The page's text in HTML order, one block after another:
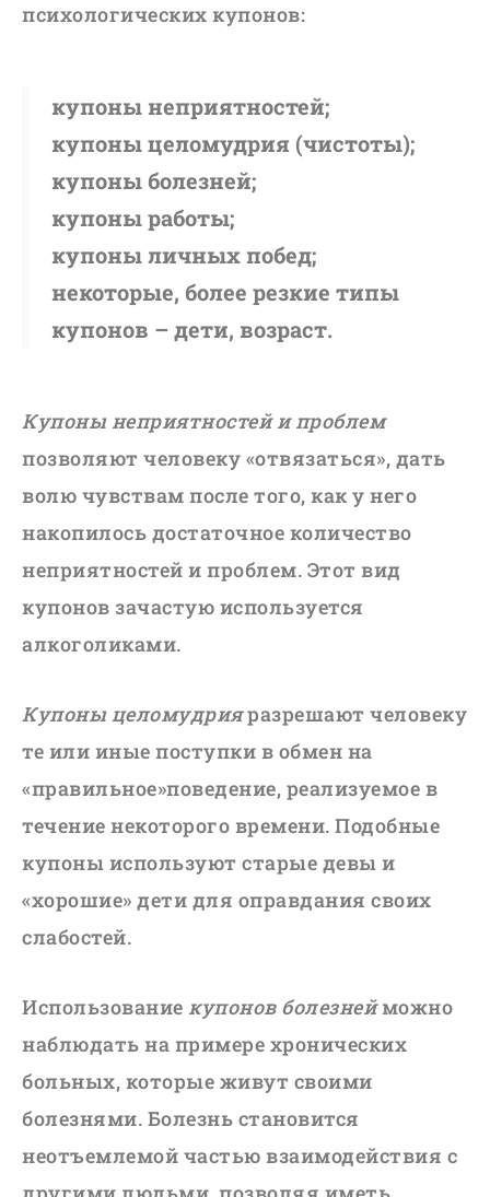
психологических купонов:
купоны неприятностей;
купоны целомудрия (чистоты);
купоны болезней;
купоны работы;
купоны личных побед;
некоторые, более резкие типы
купонов – дети, возраст.
Купоны неприятностей и проблем
позволяют человеку «отвязаться», дать
волю чувствам после того, как у него
накопилось достаточное количество
неприятностей и проблем. Этот вид
купонов зачастую используется
алкоголиками.
Купоны целомудрияразрешают человеку
те или иные поступки в обмен на
«правильное»поведение, реализуемое в
течение некоторого времени. Подобные
купоны используют старые девы и
«хорошие» дети для оправдания своих
слабостей.
Использование купонов болезнейможно
наблюдать на примере хронических
больных, которые живут своими
болезнями. Болезнь становится
неотъемлемой частью взаимодействия с